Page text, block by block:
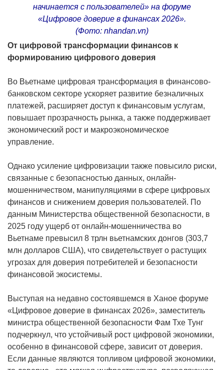
начинается с пользователей» на форуме
«Цифровое доверие в финансах 2026».
(Фото: nhandan.vn)
От цифровой трансформации финансов к
формированию цифрового доверия
Во Вьетнаме цифровая трансформация в финансово-
банковском секторе ускоряет развитие безналичных
платежей, расширяет доступ к финансовым услугам,
повышает прозрачность рынка, а также поддерживает
экономический рост и макроэкономическое
управление.
Однако усиление цифровизации также повысило риски,
связанные с безопасностью данных, онлайн-
мошенничеством, манипуляциями в сфере цифровых
финансов и снижением доверия пользователей. По
данным Министерства общественной безопасности, в
2025 году ущерб от онлайн-мошенничества во
Вьетнаме превысил 8 трлн вьетнамских донгов (303,7
млн долларов США), что свидетельствует о растущих
угрозах для доверия потребителей и безопасности
финансовой экосистемы.
Выступая на недавно состоявшемся в Ханое форуме
«Цифровое доверие в финансах 2026», заместитель
министра общественной безопасности Фам Тхе Тунг
подчеркнул, что устойчивый рост цифровой экономики,
особенно в финансовой сфере, зависит от доверия.
Если данные являются топливом цифровой экономики,